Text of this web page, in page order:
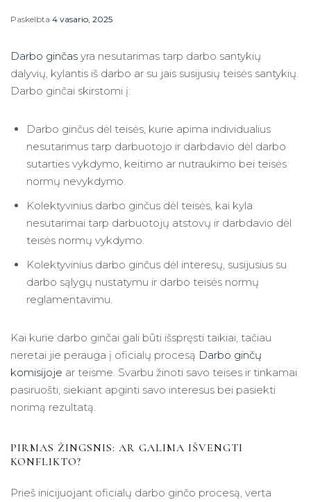
Paskelbta 4 vasario, 2025
Darbo ginčas yra nesutarimas tarp darbo santykių
dalyvių, kylantis iš darbo ar su jais susijusių teisės santykių.
Darbo ginčai skirstomi į:
Darbo ginčus dėl teisės, kurie apima individualius
nesutarimus tarp darbuotojo ir darbdavio dėl darbo
sutarties vykdymo, keitimo ar nutraukimo bei teisės
normų nevykdymo.
Kolektyvinius darbo ginčus dėl teisės, kai kyla
nesutarimai tarp darbuotojų atstovų ir darbdavio dėl
teisės normų vykdymo.
Kolektyvinius darbo ginčus dėl interesų, susijusius su
darbo sąlygų nustatymu ir darbo teisės normų
reglamentavimu.
Kai kurie darbo ginčai gali būti išspręsti taikiai, tačiau
neretai jie perauga į oficialų procesą Darbo ginčų
komisijoje ar teisme. Svarbu žinoti savo teises ir tinkamai
pasiruošti, siekiant apginti savo interesus bei pasiekti
norimą rezultatą.
PIRMAS ŽINGSNIS: AR GALIMA IŠVENGTI
KONFLIKTO?
Prieš inicijuojant oficialų darbo ginčo procesą, verta